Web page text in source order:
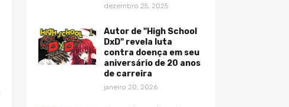
dezembro 25, 2025
Autor de "High School
DxD" revela luta
contra doença em seu
aniversário de 20 anos
de carreira
janeiro 20, 2026